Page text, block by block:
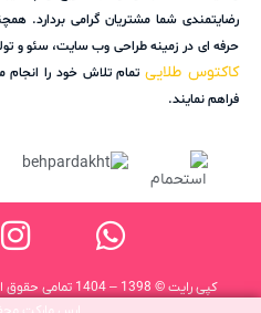
رضایتمندی شما مشتریان گرامی بردارد.
حرفه ای در زمینه طراحی وب سایت، سئو و
کاکتوس طلاییتمام تلاش خود را انجام
فراهم نمایند.
کپی رایت © 1398 –